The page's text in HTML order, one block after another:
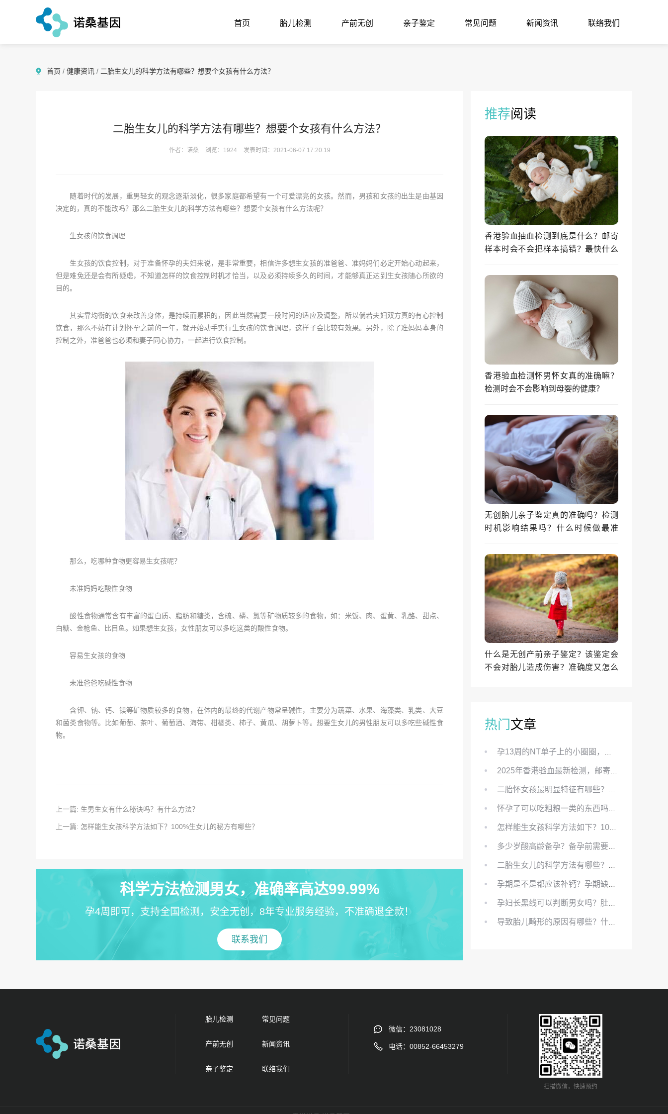
首页 胎儿检测 产前无创 亲子鉴定 常见问题 新闻资讯 联络我们
首页 / 健康资讯 / 二胎生女儿的科学方法有哪些？想要个女孩有什么方法？
二胎生女儿的科学方法有哪些？想要个女孩有什么方法？
作者：诺桑 浏览：1924 发表时间：2021-06-07 17:20:19
随着时代的发展，重男轻女的观念逐渐淡化，很多家庭都希望有一个可爱漂亮的女孩。然而，男孩和女孩的出生是由基因
决定的，真的不能改吗？那么二胎生女儿的科学方法有哪些？想要个女孩有什么方法呢？
生女孩的饮食调理
生女孩的饮食控制，对于准备怀孕的夫妇来说，是非常重要，相信许多想生女孩的准爸爸、准妈妈们必定开始心动起来，
但是难免还是会有所疑虑，不知道怎样的饮食控制时机才恰当，以及必须持续多久的时间，才能够真正达到生女孩随心所欲的
目的。
其实靠均衡的饮食来改善身体，是持续而累积的，因此当然需要一段时间的适应及调整，所以倘若夫妇双方真的有心控制
饮食，那么不妨在计划怀孕之前的一年，就开始动手实行生女孩的饮食调理，这样子会比较有效果。另外，除了准妈妈本身的
控制之外，准爸爸也必须和妻子同心协力，一起进行饮食控制。
那么，吃哪种食物更容易生女孩呢？
未准妈妈吃酸性食物
酸性食物通常含有丰富的蛋白质、脂肪和糖类，含硫、磷、氯等矿物质较多的食物，如：米饭、肉、蛋黄、乳酪、甜点、
白糖、金枪鱼、比目鱼。如果想生女孩，女性朋友可以多吃这类的酸性食物。
容易生女孩的食物
未准爸爸吃碱性食物
含钾、钠、钙、镁等矿物质较多的食物，在体内的最终的代谢产物常呈碱性，主要分为蔬菜、水果、海藻类、乳类、大豆
和菌类食物等。比如葡萄、茶叶、葡萄酒、海带、柑橘类、柿子、黄瓜、胡萝卜等。想要生女儿的男性朋友可以多吃些碱性食
物。
上一篇: 生男生女有什么秘诀吗？有什么方法？
上一篇: 怎样能生女孩科学方法如下？100%生女儿的秘方有哪些？
科学方法检测男女，准确率高达99.99%
孕4周即可，支持全国检测，安全无创，8年专业服务经验，不准确退全款！
联系我们
推荐阅读
香港验血抽血检测到底是什么？邮寄
样本时会不会把样本搞错？最快什么
香港验血检测怀男怀女真的准确嘛？
检测时会不会影响到母婴的健康？
无创胎儿亲子鉴定真的准确吗？检测
时机影响结果吗？什么时候做最准
什么是无创产前亲子鉴定？该鉴定会
不会对胎儿造成伤害？准确度又怎么
热门文章
胎儿检测 常见问题
产前无创 新闻资讯
亲子鉴定 联络我们
微信：23081028
电话：00852-66453279
扫描微信，快速预约